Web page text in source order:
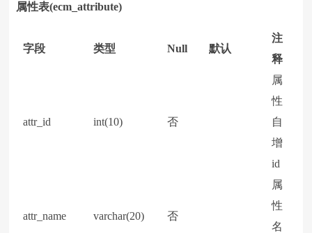
属性表(ecm_attribute)
字段 类型 Null 默认
注
释
attr_id int(10) 否
属
性
自
增
id
attr_name varchar(20) 否
属
性
名